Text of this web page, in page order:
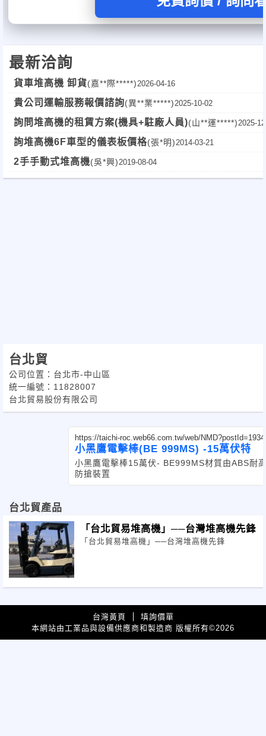
最新洽詢
貨車堆高機 卸貨(嘉**際*****) 2026-04-16
貴公司運輸服務報價諮詢(異**業*****) 2025-10-02
詢問堆高機的租賃方案(機具+駐廠人員)(山**運*****) 2025-
詢堆高機6F車型的儀表板價格(張*明) 2014-03-21
2手手動式堆高機(吳*興) 2019-08-04
台北貿
公司位置：台北市-中山區
統一編號：11828007
台北貿易股份有限公司
https://taichi-roc.web66.com.tw/web/
小黑鷹電擊棒(BE 999MS) -15萬伏特
小黑鷹電擊棒15萬伏- BE999MS 材質由ABS耐
防搶裝置
台北貿產品
「台北貿易堆高機」──台灣堆高機先鋒
「台北貿易堆高機」──台灣堆高機先鋒
台灣黃頁
填詢價單
本網站由工業品與設備供應商和製造商 版權所有
2026